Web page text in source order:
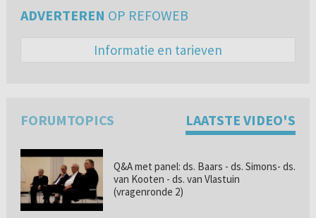
ADVERTEREN OP REFOWEB
Informatie en tarieven
FORUMTOPICS LAATSTE VIDEO'S
Q&A met panel: ds. Baars - ds. Simons- ds.
van Kooten - ds. van Vlastuin
(vragenronde 2)